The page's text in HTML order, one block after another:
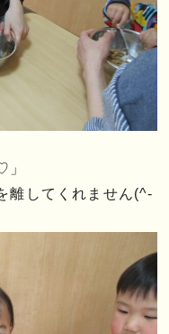
」
離してくれません(^-